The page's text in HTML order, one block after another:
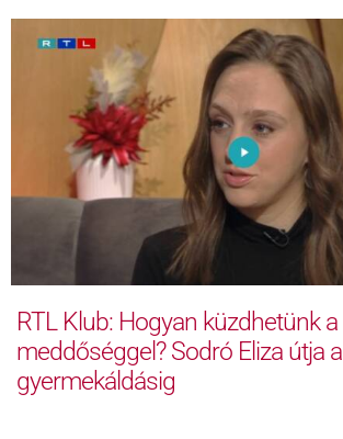
RTL Klub: Hogyan küzdhetünk a
meddőséggel? Sodró Eliza útja a
gyermekáldásig